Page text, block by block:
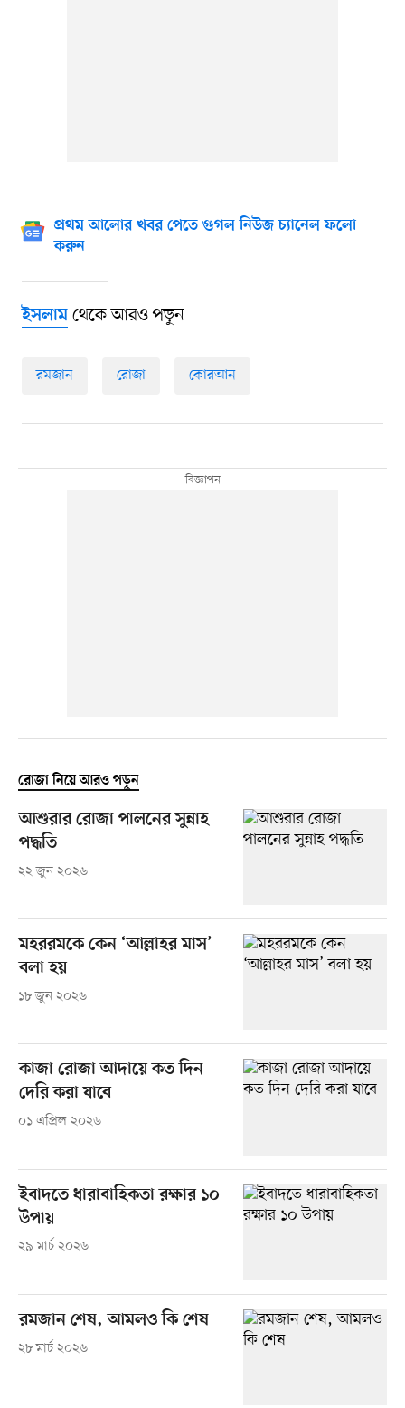
প্রথম আলোর খবর পেতে গুগল নিউজ চ্যানেল ফলো
করুন
ইসলামথেকে আরও পড়ুন
রমজান রোজা কোরআন
রোজা নিয়ে আরও পড়ুন
আশুরার রোজা পালনের সুন্নাহ
পদ্ধতি
২২ জুন ২০২৬
মহররমকে কেন ‘আল্লাহর মাস’
বলা হয়
১৮ জুন ২০২৬
কাজা রোজা আদায়ে কত দিন
দেরি করা যাবে
০১ এপ্রিল ২০২৬
ইবাদতে ধারাবাহিকতা রক্ষার ১০
উপায়
২৯ মার্চ ২০২৬
রমজান শেষ, আমলও কি শেষ
২৮ মার্চ ২০২৬